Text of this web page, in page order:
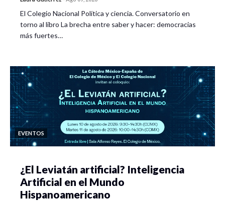
El Colegio Nacional Política y ciencia. Conversatorio en
torno al libro La brecha entre saber y hacer: democracias
más fuertes…
EVENTOS
¿El Leviatán artificial? Inteligencia
Artificial en el Mundo
Hispanoamericano